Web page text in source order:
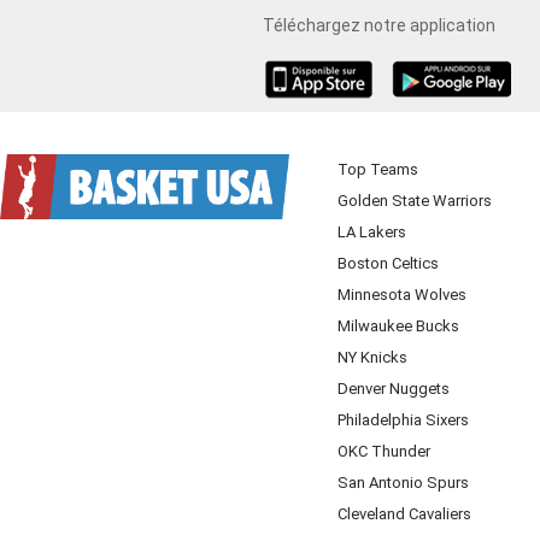
Téléchargez notre application
Top Teams
Golden State Warriors
LA Lakers
Boston Celtics
Minnesota Wolves
Milwaukee Bucks
NY Knicks
Denver Nuggets
Philadelphia Sixers
OKC Thunder
San Antonio Spurs
Cleveland Cavaliers